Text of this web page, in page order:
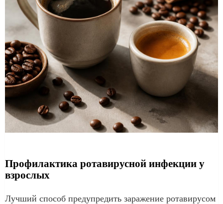
Профилактика ротавирусной инфекции у
взрослых
Лучший способ предупредить заражение ротавирусом